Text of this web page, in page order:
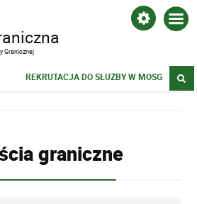
Granicznej
REKRUTACJA DO SŁUŻBY W MOSG
graniczne